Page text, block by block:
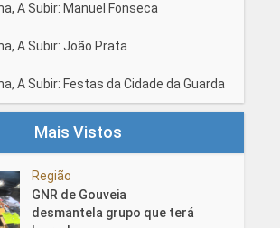
A Subir: Manuel Fonseca
A Subir: João Prata
A Subir: Festas da Cidade da Guarda
Mais Vistos
Região
GNR de Gouveia
desmantela grupo que terá